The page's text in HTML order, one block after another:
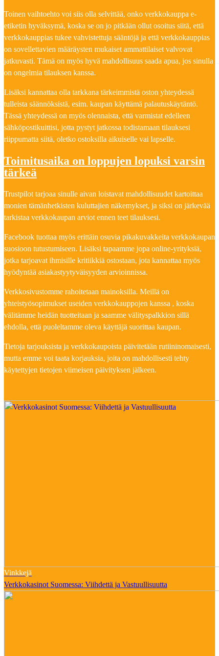
Toinen vaihtoehto voi siis olla selvittää, onko verkkokauppa e-
etiketin hyväksymä, koska se on jo pitkään ollut osoitus siitä, että
verkkokauppias tukee vahvistettuja sääntöjä ja että verkkokauppias
on sovellettavien määräysten mukaiset ammattilaiset valvovat
jatkuvasti. Tämä on myös hyvä mahdollisuus saada apua, jos sinulla
on ongelmia tilauksen kanssa.
Lisäksi kannattaa olla tarkkana tärkeimmistä oston yhteydessä
tulleista säännöksistä, esim. kaupan käyttämä palautuskäytäntö.
Tässä yhteydessä on myös olennaista, että varmistat edelleen
sähköpostikuittisi, jotta pystyt jatkossa todistamaan tilauksesi
riippumatta siitä, oletko ostoksilla aikuiselle vai lapselle.
Toimitusaika on loppujen lopuksi varsin
tärkeä
Trustpilot tarjoaa sinulle aivan loistavat mahdollisuudet kartoittaa
monien tämänhetkisten kuluttajien näkemykset, ja siksi on järkevää
tarkistaa verkkokaupan arviot ennen teet tilauksesi.
Facebook tuottaa myös erittäin osuvia pikakuvakkeita verkkokaupan
suosioon tutustumiseen. Lisäksi tapaamme jopa online-yrityksiä,
jotka tarjoavat ihmisille kritiikkiä ostostaan, jota kannattaa myös
hyödyntää asiakastyytyväisyyden arvioinnissa.
Verkkosivustomme rahoitetaan mainoksilla. Meillä on
yhteistyösopimukset useiden verkkokauppojen kanssa , koska
välitämme heidän tuotteitaan ja saamme välityspalkkion sillä
ehdolla, että puoleltamme oleva käyttäjä suorittaa kaupan.
Tietoja tarjouksista ja verkkokaupoista päivitetään rutiininomaisesti,
mutta emme voi taata korjauksia, joita on mahdollisesti tehty
käytettyjen tietojen viimeisen päivityksen jälkeen.
Vinkkejä
Verkkokasinot Suomessa: Viihdettä ja Vastuullisuutta